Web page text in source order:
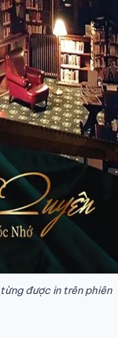
từng được in trên phiên